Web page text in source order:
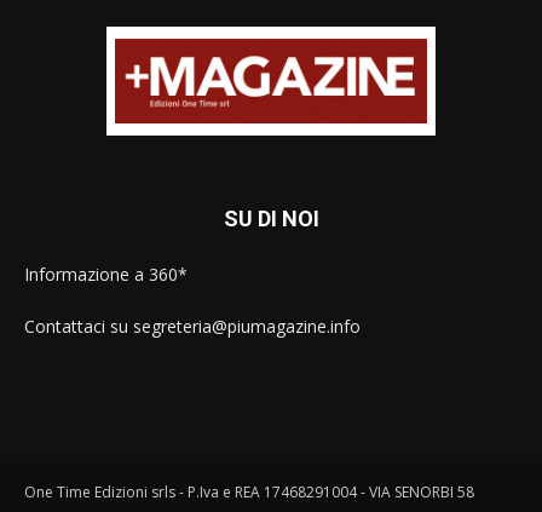
SU DI NOI
Informazione a 360*
Contattaci su segreteria@piumagazine.info
One Time Edizioni srls - P.Iva e REA 17468291004 - VIA SENORBI 58